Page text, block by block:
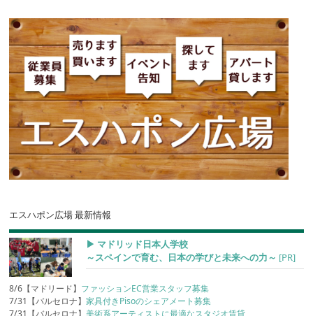
エスハポン広場 最新情報
▶︎ マドリッド日本人学校
～スペインで育む、日本の学びと未来への力～ [PR]
8/6【マドリード】 ファッションEC営業スタッフ募集
7/31【バルセロナ】家具付きPisoのシェアメート募集